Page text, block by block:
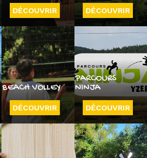
DÉCOUVRIR DÉCOUVRIR
BEACH VOLLEY
DÉCOUVRIR
PARCOURS
NINJA
DÉCOUVRIR